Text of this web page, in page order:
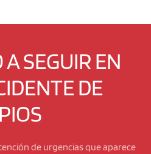
SEGUIR EN
DE
de urgencias que aparece